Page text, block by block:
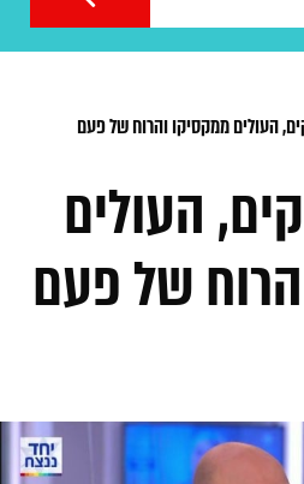
העולים ממקסיקו והרוח של פעם
העולים
של פעם